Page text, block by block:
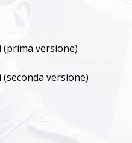
versione)
versione)